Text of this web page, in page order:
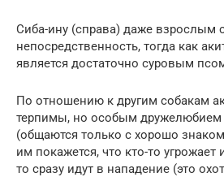
Сиба-ину (справа) даже взрослым
непосредственность, тогда как
является достаточно суровым
По отношению к другим собакам
терпимы, но особым дружелюбием
(общаются только с хорошо
им покажется, что кто-то
то сразу идут в нападение (это